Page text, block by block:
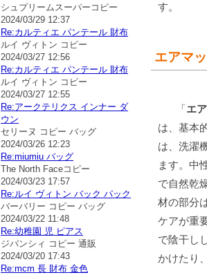
す。
エアマ
「エ
は、基本
は、洗濯
ます。中
で自然乾
材の部分
ケアが重
で陰干し
かけたり
シュプリームスーパーコピー
2024/03/29 12:37
Re:カルティエ パンテール 財布
ルイ ヴィトン コピー
2024/03/27 12:56
Re:カルティエ パンテール 財布
ルイ ヴィトン コピー
2024/03/27 12:55
Re:アークテリクス インナー ダ
ウン
セリーヌ コピー バッグ
2024/03/26 12:23
Re:miumiu バッグ
The North Faceコピー
2024/03/23 17:57
Re:ルイ ヴィトン バック パック
バーバリー コピー バッグ
2024/03/22 11:48
Re:幼稚園 児 ピアス
ジバンシィ コピー 通販
2024/03/20 17:43
Re:mcm 長 財布 金色